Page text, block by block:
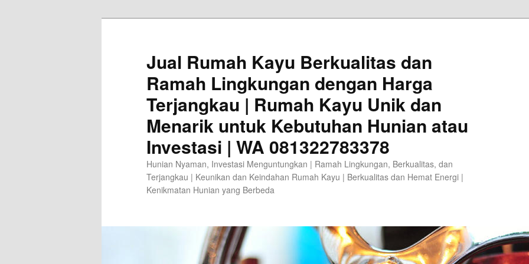
Jual Rumah Kayu Berkualitas dan
Ramah Lingkungan dengan Harga
Terjangkau | Rumah Kayu Unik dan
Menarik untuk Kebutuhan Hunian atau
Investasi | WA 081322783378
Hunian Nyaman, Investasi Menguntungkan | Ramah Lingkungan, Berkualitas, dan
Terjangkau | Keunikan dan Keindahan Rumah Kayu | Berkualitas dan Hemat Energi |
Kenikmatan Hunian yang Berbeda